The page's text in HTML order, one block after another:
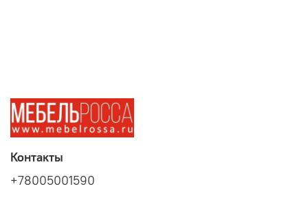
Контакты
+78005001590